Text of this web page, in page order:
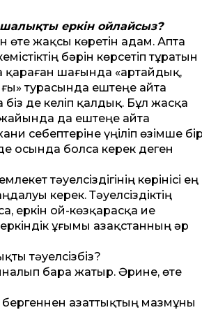
еркін ойлайсыз?
өте жақсы кө­ре­тін адам. Апта
бәрін көрсетіп тұратын
қараған шағында «Қартайдық,
турасында ештеңе айта
де келіп қалдық. Бұл жасқа
да еш­теңе айта
себептеріне үңіліп өзімше бір
осында болса керек деген
тәуел­сіз­дігінің көрінісі ең
керек. Тәуелсіздіктің
еркін ой-көзқарасқа ие
ұғымы Қазақстанның әр
тәуелсізбіз?
айналып бара жатыр. Әрине, өте
бергеннен азаттықтың мазмұны